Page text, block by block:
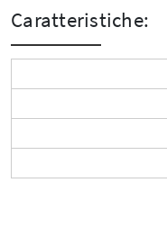
Caratteristiche: